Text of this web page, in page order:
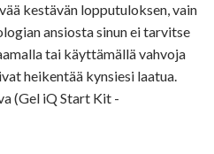
kestävän lopputuloksen, vain
ansiosta sinun ei tarvitse
tai käyttämällä vahvoja
heikentää kynsiesi laatua.
(Gel iQ Start Kit -